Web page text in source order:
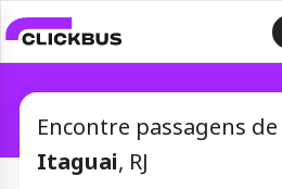
Encontre passagens
Itaguai, RJ